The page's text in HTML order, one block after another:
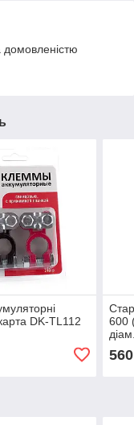
домовленістю
DK-TL112
600
560